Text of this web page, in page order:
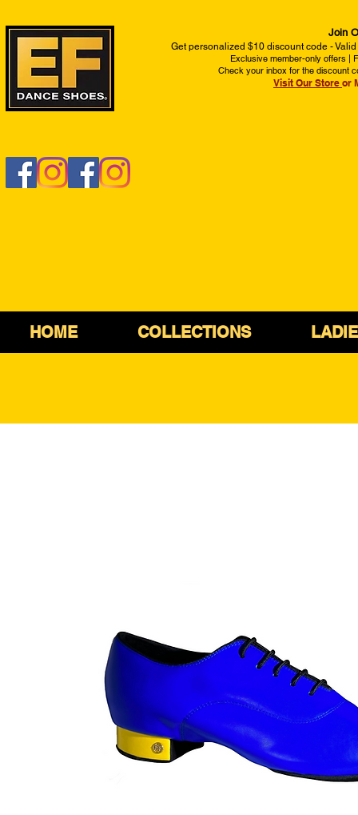
Join
Get personalized $10 discount code -
Exclusive member-only offers |
Check your inbox for the discount
Visit Our Store or
HOME COLLECTIONS